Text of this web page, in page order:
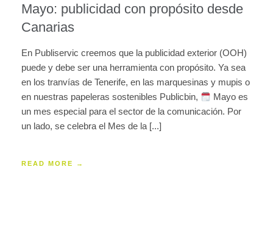
Mayo: publicidad con propósito desde
Canarias
En Publiservic creemos que la publicidad exterior (OOH)
puede y debe ser una herramienta con propósito. Ya sea
en los tranvías de Tenerife, en las marquesinas y mupis o
en nuestras papeleras sostenibles Publicbin,
Mayo es
un mes especial para el sector de la comunicación. Por
un lado, se celebra el Mes de la [...]
READ MORE →